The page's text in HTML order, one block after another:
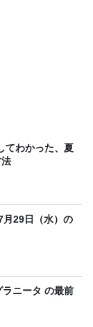
てわかった、夏
月29日（水）の
ニータ の最前